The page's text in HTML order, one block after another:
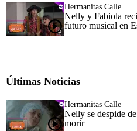
Hermanitas Calle
Nelly y Fabiola
futuro musical en
Últimas Noticias
Hermanitas Calle
Nelly se despide
morir